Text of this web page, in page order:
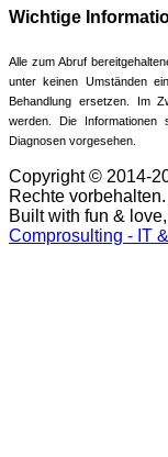
Wichtige
Alle zum Abruf
unter keinen Umständen
Behandlung ersetzen. Im
werden. Die
Diagnosen vorgesehen.
Copyright © 2014-
Rechte vorbehalten.
Built with fun &
Comprosulting - IT